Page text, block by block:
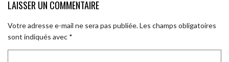
LAISSER UN COMMENTAIRE
Votre adresse e-mail ne sera pas publiée.Les champs obligatoires
sont indiqués avec *